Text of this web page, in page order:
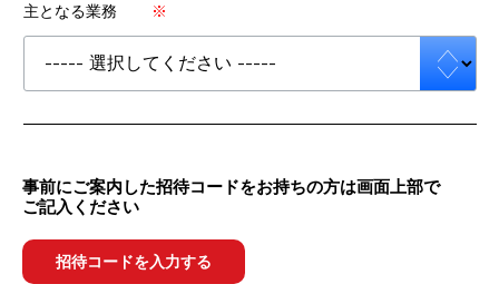
主となる業務
事前にご案内した招待コードをお持ちの方は画面上部で
ご記入ください
招待コードを入力する